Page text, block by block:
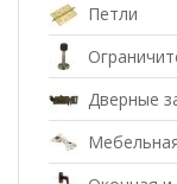
Петли
Дверные